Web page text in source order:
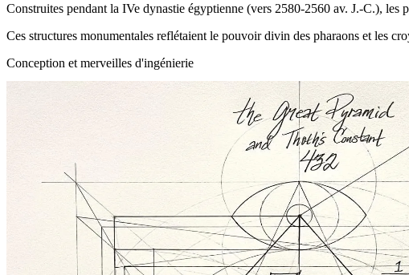
Construites pendant la IVe dynastie égyptienne (vers 2580-2560 av. J.-C.),
Ces structures monumentales reflétaient le pouvoir divin des pharaons et les
Conception et merveilles d'ingénierie